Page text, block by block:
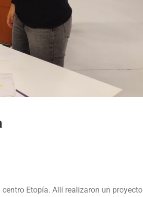
Etopía. Allí realizaron un proyecto